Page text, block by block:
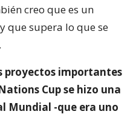
creo que es un
que supera lo que se
proyectos importantes
Cup se hizo una
Mundial -que era uno